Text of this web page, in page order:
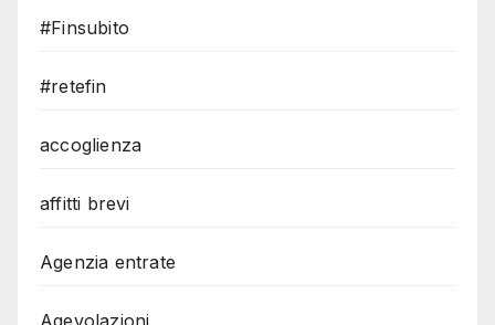
#Finsubito
#retefin
accoglienza
affitti brevi
Agenzia entrate